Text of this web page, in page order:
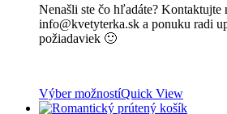
Nenašli ste čo hľadáte? Kontaktujte
info@kvetyterka.sk a ponuku radi
požiadaviek 🙂
Výber možnostíQuick View